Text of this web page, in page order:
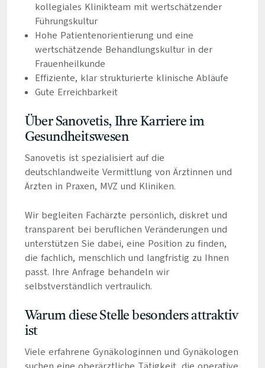
kollegiales Klinikteam mit wertschätzender
Führungskultur
Hohe Patientenorientierung und eine
wertschätzende Behandlungskultur in der
Frauenheilkunde
Effiziente, klar strukturierte klinische Abläufe
Gute Erreichbarkeit
Über Sanovetis, Ihre Karriere im
Gesundheitswesen
Sanovetis ist spezialisiert auf die
deutschlandweite Vermittlung von Ärztinnen und
Ärzten in Praxen, MVZ und Kliniken.
Wir begleiten Fachärzte persönlich, diskret und
transparent bei beruflichen Veränderungen und
unterstützen Sie dabei, eine Position zu finden,
die fachlich, menschlich und langfristig zu Ihnen
passt. Ihre Anfrage behandeln wir
selbstverständlich vertraulich.
Warum diese Stelle besonders attraktiv
ist
Viele erfahrene Gynäkologinnen und Gynäkologen